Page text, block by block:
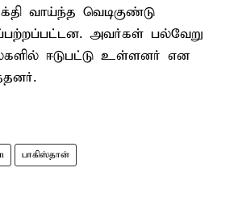
வாய்ந்த வெடிகுண்டு
அவர்கள் பல்வேறு
ஈடுபட்டு உள்ளனர் என
பாகிஸ்தான்